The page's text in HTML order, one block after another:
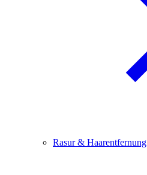
Rasur & Haarentfernung